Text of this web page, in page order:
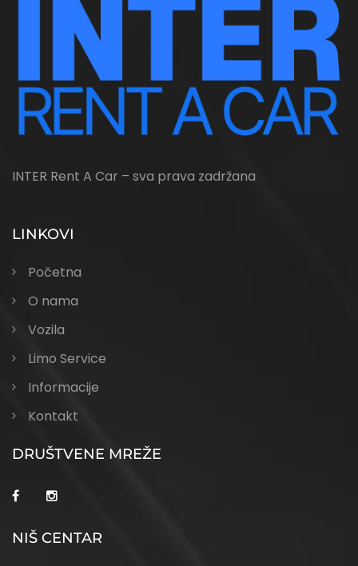
INTER Rent A Car – sva prava zadržana
LINKOVI
Početna
O nama
Vozila
Limo Service
Informacije
Kontakt
DRUŠTVENE MREŽE
NIŠ CENTAR